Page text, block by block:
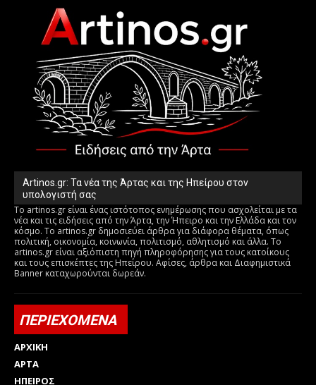
Artinos.gr: Τα νέα της Άρτας και της Ηπείρου στον
υπολογιστή σας
Το artinos.gr είναι ένας ιστότοπος ενημέρωσης που ασχολείται με τα
νέα και τις ειδήσεις από την Άρτα, την Ήπειρο και την Ελλάδα και τον
κόσμο. Το artinos.gr δημοσιεύει άρθρα για διάφορα θέματα, όπως
πολιτική, οικονομία, κοινωνία, πολιτισμό, αθλητισμό και άλλα. Το
artinos.gr είναι αξιόπιστη πηγή πληροφόρησης για τους κατοίκους
και τους επισκέπτες της Ηπείρου. Αφίσες, άρθρα και Διαφημιστικά
Banner καταχωρούνται δωρεάν.
ΠΕΡΙΕΧΟΜΕΝΑ
ΑΡΧΙΚΗ
ΑΡΤΑ
ΗΠΕΙΡΟΣ